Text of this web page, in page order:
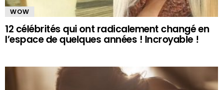
WOW
12 célébrités qui ont radicalement changé en
l’espace de quelques années ! Incroyable !